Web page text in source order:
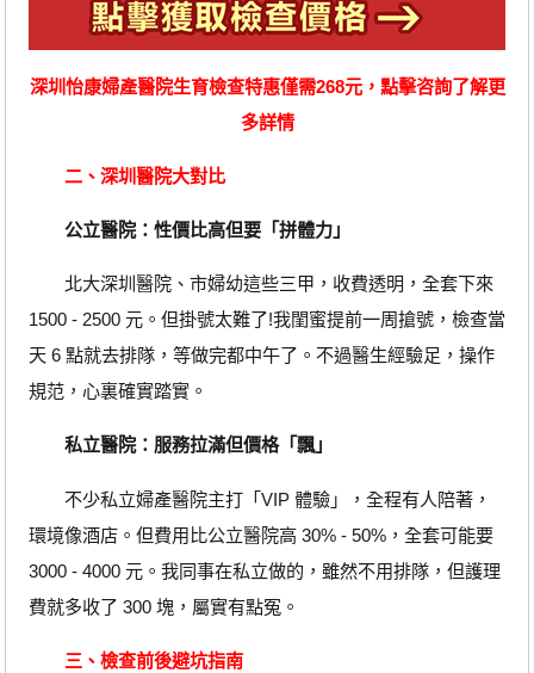
深圳怡康婦產醫院生育檢查特惠僅需268元，點擊咨詢了解更
多詳情
二、深圳醫院大對比
公立醫院：性價比高但要「拼體力」
北大深圳醫院、市婦幼這些三甲，收費透明，全套下來
1500 - 2500 元。但掛號太難了!我閨蜜提前一周搶號，檢查當
天 6 點就去排隊，等做完都中午了。不過醫生經驗足，操作
規范，心裏確實踏實。
私立醫院：服務拉滿但價格「飄」
不少私立婦產醫院主打「VIP 體驗」，全程有人陪著，
環境像酒店。但費用比公立醫院高 30% - 50%，全套可能要
3000 - 4000 元。我同事在私立做的，雖然不用排隊，但護理
費就多收了 300 塊，屬實有點冤。
三、檢查前後避坑指南